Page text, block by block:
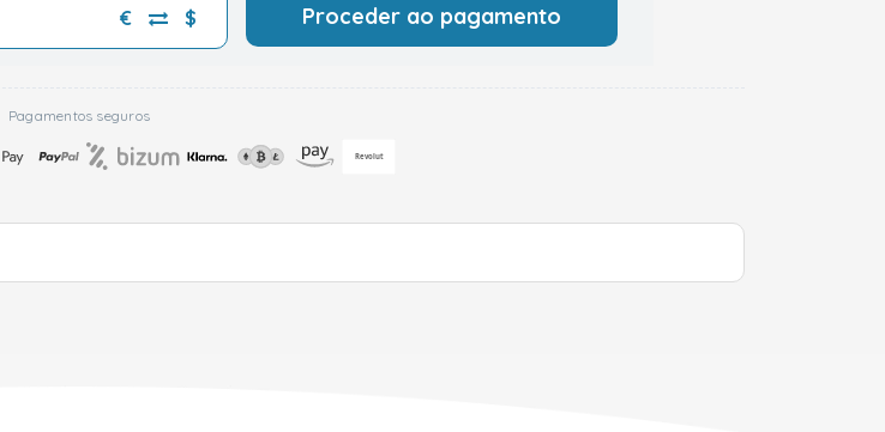
€ $ Proceder ao pagamento
Pagamentos seguros